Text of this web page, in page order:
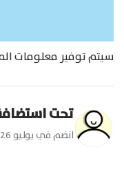
سيتم توفير معلومات
تحت
انضم فييوليو 2026